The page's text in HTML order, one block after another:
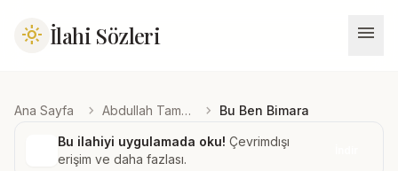
light_mode İlahi Sözleri menu
Ana Sayfa chevron_right Abdullah Tamamlar chevron_right Bu Ben Bimara
Bu ilahiyi uygulamada oku! Çevrimdışı
erişim ve daha fazlası.